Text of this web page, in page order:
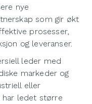
nye
som gir økt
prosesser,
og leveranser.
leder med
markeder og
eller
har ledet større